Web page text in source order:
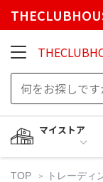
マイストア
TOP トレーディ